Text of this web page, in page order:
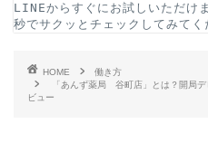
LINEからすぐにお試しいただけ
秒でサクッとチェックしてみてく
HOME
働き方
「あんず薬局 谷町店」とは？開局
ビュー